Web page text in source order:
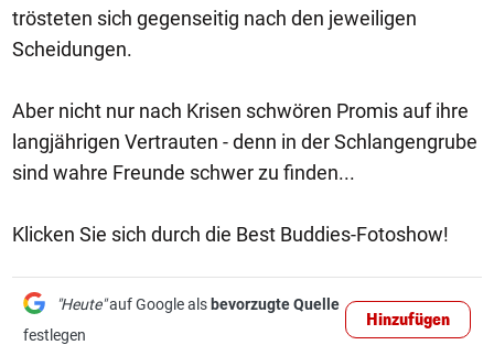
trösteten sich gegenseitig nach den jeweiligen
Scheidungen.
Aber nicht nur nach Krisen schwören Promis auf ihre
langjährigen Vertrauten - denn in der Schlangengrube
sind wahre Freunde schwer zu finden...
Klicken Sie sich durch die Best Buddies-Fotoshow!
"Heute"auf Google als bevorzugte Quelle
festlegen
Hinzufügen